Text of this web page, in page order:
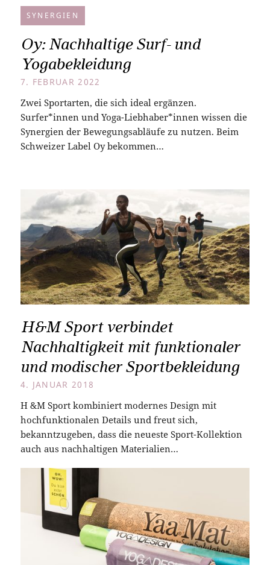
SYNERGIEN
Oy: Nachhaltige Surf- und
Yogabekleidung
7. FEBRUAR 2022
Zwei Sportarten, die sich ideal ergänzen.
Surfer*innen und Yoga-Liebhaber*innen wissen die
Synergien der Bewegungsabläufe zu nutzen. Beim
Schweizer Label Oy bekommen…
H&M Sport verbindet
Nachhaltigkeit mit funktionaler
und modischer Sportbekleidung
4. JANUAR 2018
H &M Sport kombiniert modernes Design mit
hochfunktionalen Details und freut sich,
bekanntzugeben, dass die neueste Sport-Kollektion
auch aus nachhaltigen Materialien…